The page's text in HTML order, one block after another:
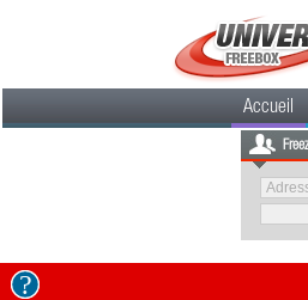
Accueil